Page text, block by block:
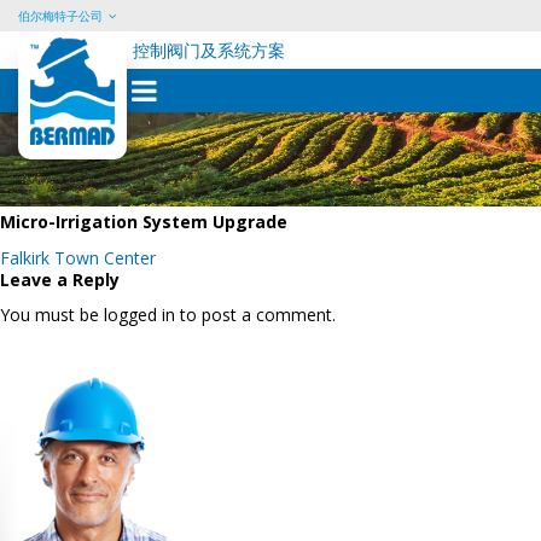
Skip
to
content
伯尔梅特子公司
控制阀门及系统方案
Micro-Irrigation System Upgrade
Post
navigation
Falkirk Town Center
Leave a Reply
You must be logged in to post a comment.